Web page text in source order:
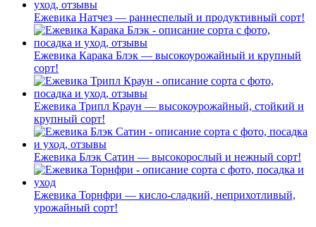
Ежевика Натчез — раннеспелый и продуктивный сорт!
Ежевика Карака Блэк — высокоурожайный и крупный
сорт!
Ежевика Трипл Краун — высокоурожайный, стойкий и
крупный сорт!
Ежевика Блэк Сатин — высокорослый и нежный сорт!
Ежевика Торнфри — кисло-сладкий, неприхотливый,
урожайный сорт!